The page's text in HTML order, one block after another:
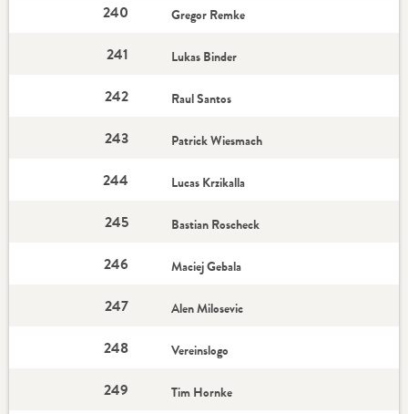
240 Gregor Remke
241 Lukas Binder
242 Raul Santos
243 Patrick Wiesmach
244 Lucas Krzikalla
245 Bastian Roscheck
246 Maciej Gebala
247 Alen Milosevic
248 Vereinslogo
249 Tim Hornke